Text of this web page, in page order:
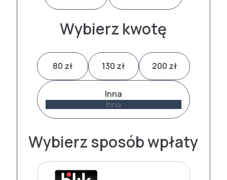
Wybierz kwotę
80 zł 130 zł 200 zł
Inna
Wybierz sposób wpłaty